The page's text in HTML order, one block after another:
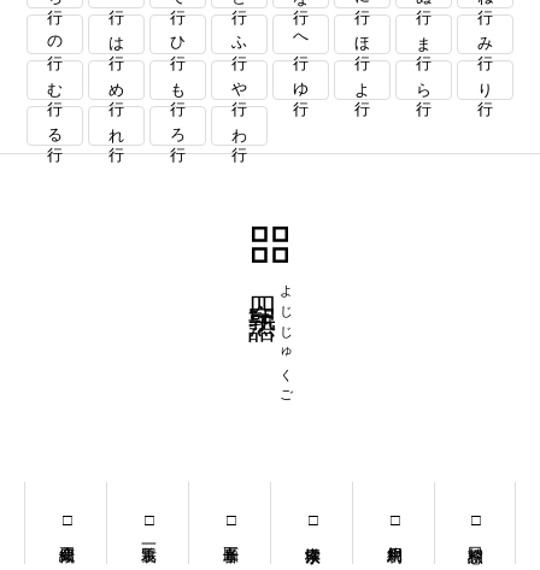
の行 は行 ひ行 ふ行 へ行 ほ行 ま行 み行
む行 め行 も行 や行 ゆ行 よ行 ら行 り行
る行 れ行 ろ行 わ行
よじじゅくご